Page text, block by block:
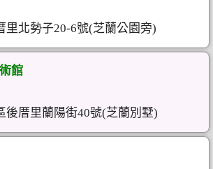
里北勢子20-6號(芝蘭公園旁)
館
後厝里蘭陽街40號(芝蘭別墅)